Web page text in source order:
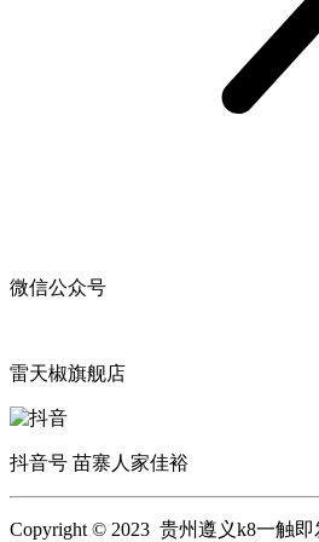
微信公众号
雷天椒旗舰店
抖音号 苗寨人家佳裕
Copyright © 2023 贵州遵义k8一触